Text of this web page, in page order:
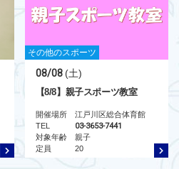
その他のスポーツ
08/08 (土)
【8/8】親子スポーツ教室
開催場所
江戸川区総合体育館
TEL
03-3653-7441
対象年齢
親子
定員
20